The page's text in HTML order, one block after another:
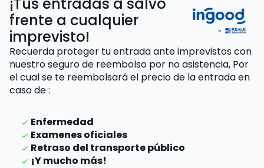
frente a cualquier
imprevisto!
Recuerda proteger tu entrada ante imprevistos con
nuestro seguro de reembolso por no asistencia, Por
el cual se te reembolsará el precio de la entradaen
caso de:
Enfermedad
Examenes oficiales
Retraso del transporte público
¡Y mucho más!